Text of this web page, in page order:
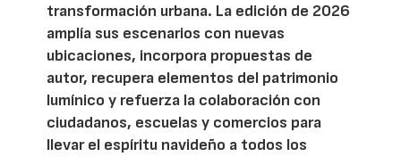
transformación urbana. La edición de 2026
amplía sus escenarios con nuevas
ubicaciones, incorpora propuestas de
autor, recupera elementos del patrimonio
lumínico y refuerza la colaboración con
ciudadanos, escuelas y comercios para
llevar el espíritu navideño a todos los